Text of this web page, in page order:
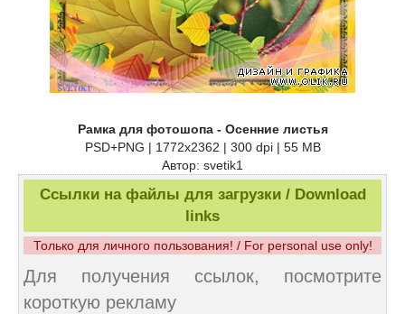
Рамка для фотошопа - Осенние листья
PSD+PNG | 1772х2362 | 300 dpi | 55 MB
Автор: svetik1
Ссылки на файлы для загрузки / Download
links
Только для личного пользования! / For personal use only!
Для получения ссылок, посмотрите
короткую рекламу